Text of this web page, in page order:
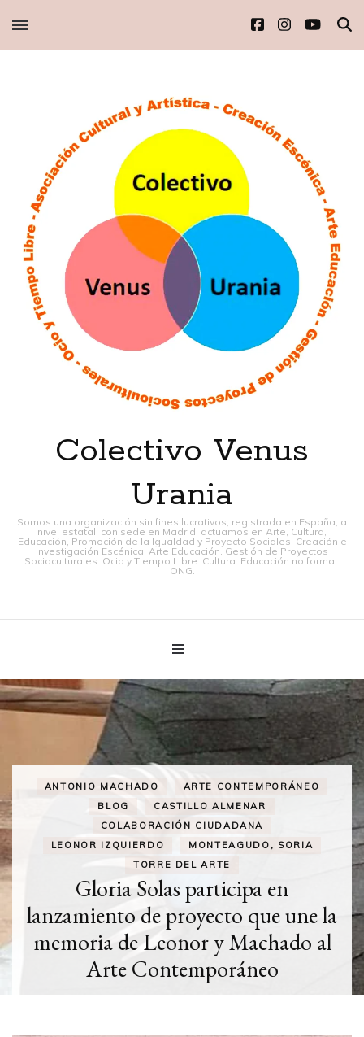
Colectivo Venus
Urania
Somos una organización sin fines lucrativos, registrada en España, a
nivel estatal, con sede en Madrid, actuamos en Arte, Cultura,
Educación, Promoción de la Igualdad y Proyecto Sociales. Creación e
Investigación Escénica. Arte Educación. Gestión de Proyectos
Socioculturales. Ocio y Tiempo Libre. Cultura. Educación no formal.
ONG.
ASOCIATIVISMO BLOG
IGUALDAD
MUJERES CREATIVAS
SORORIDAD
TEJIENDO REDES
Sobre nosotras